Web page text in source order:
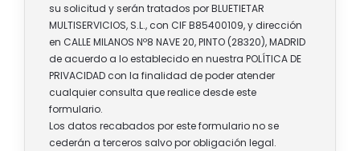
su solicitud y serán tratados por BLUETIETAR
MULTISERVICIOS, S.L., con CIF B85400109, y dirección
en CALLE MILANOS Nº8 NAVE 20, PINTO (28320), MADRID
de acuerdo a lo establecido en nuestra POLÍTICA DE
PRIVACIDAD con la finalidad de poder atender
cualquier consulta que realice desde este
formulario.
Los datos recabados por este formulario no se
cederán a terceros salvo por obligación legal.